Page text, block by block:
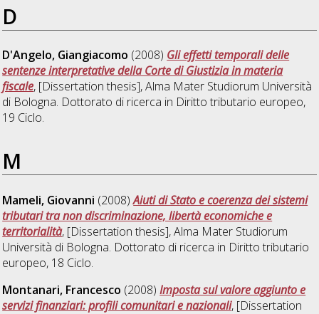
D
D'Angelo, Giangiacomo (2008) Gli effetti temporali delle
sentenze interpretative della Corte di Giustizia in materia
fiscale, [Dissertation thesis], Alma Mater Studiorum Università
di Bologna. Dottorato di ricerca in Diritto tributario europeo,
19 Ciclo.
M
Mameli, Giovanni (2008)Aiuti di Stato e coerenza dei sistemi
tributari tra non discriminazione, libertà economiche e
territorialità, [Dissertation thesis], Alma Mater Studiorum
Università di Bologna. Dottorato di ricerca in Diritto tributario
europeo, 18 Ciclo.
Montanari, Francesco (2008)Imposta sul valore aggiunto e
servizi finanziari: profili comunitari e nazionali, [Dissertation